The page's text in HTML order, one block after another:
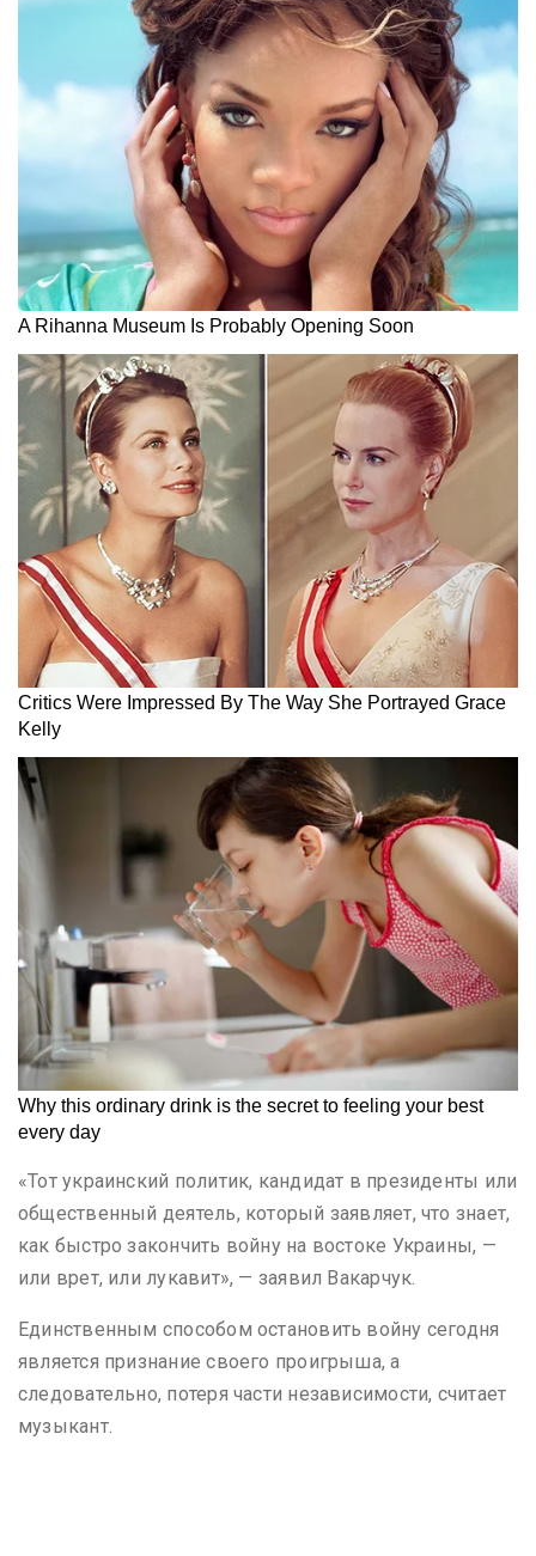
«Тот украинский политик, кандидат в президенты или
общественный деятель, который заявляет, что знает,
как быстро закончить войну на востоке Украины, —
или врет, или лукавит», — заявил Вакарчук.
Единственным способом остановить войну сегодня
является признание своего проигрыша, а
следовательно, потеря части независимости, считает
музыкант.